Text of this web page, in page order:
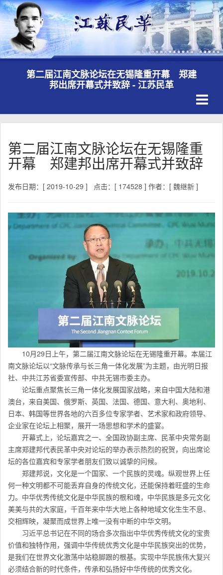
第二届江南文脉论坛在无锡隆重开幕 郑建
邦出席开幕式并致辞 - 江苏民革
第二届江南文脉论坛在无锡隆重
开幕 郑建邦出席开幕式并致辞
发布日期：[ 2019-10-29 ] 点击：[ 174528 ] 作者：[ 魏继新 ]
10月29日上午，第二届江南文脉论坛在无锡隆重开幕。本届江
南文脉论坛以“文脉传承与长三角一体化发展”为主题，由光明日报
社、中共江苏省委宣传部、中共无锡市委主办。
论坛重点聚焦长三角一体化发展国家战略，来自中国大陆和港
澳台，来自美国、俄罗斯、英国、法国、德国、意大利、奥地利、
日本、韩国等世界各地的六百多位专家学者、艺术家和政府领导、
企业家在论坛上相聚，展开一场思想和学术的盛宴。
开幕式上，论坛嘉宾之一、全国政协副主席、民革中央常务副
主席郑建邦代表民革中央对论坛的举办表示热烈的祝贺，向出席论
坛的各位嘉宾和专家学者朋友们致以诚挚的问候。
郑建邦说，文化是一个国家、一个民族的灵魂。纵观世界上任
何一种文明都不可能丢弃自身的传统文化，还能保持着旺盛的生命
力。中华优秀传统文化是中华民族的根和魂，中华民族是多元文化
美美与共的大家庭，千百年来中华大地上各种地域文化生生不息、
交相辉映，凝聚而成世界上唯一没有中断的中华文明。
习近平总书记在不同的场合多次指出中华优秀传统文化的宝贵
价值和独特作用，强调中华传统优秀文化是中华民族突出的优势，
是我们在世界文化激荡中站稳脚跟的根基。实现中华民族伟大复兴
必须结合新的时代条件，传承和弘扬好中华传统的优秀文化。